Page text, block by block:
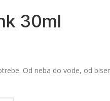
30ml
Od neba do vode, od